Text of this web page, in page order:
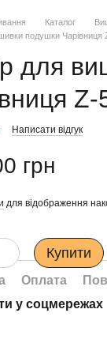
Каталог
подушки Чарівниця
для
Написати відгук
грн
для відображення
Купити
Оплата
у соцмережах